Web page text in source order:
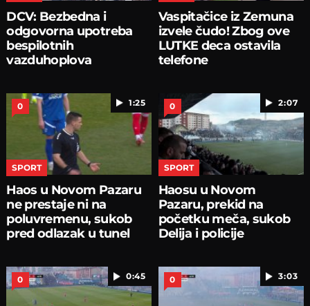
DCV: Bezbedna i
odgovorna upotreba
bespilotnih
vazduhoplova
Vaspitačice iz Zemuna
izvele čudo! Zbog ove
LUTKE deca ostavila
telefone
1:25
0
SPORT
Haos u Novom Pazaru
ne prestaje ni na
poluvremenu, sukob
pred odlazak u tunel
2:07
0
SPORT
Haosu u Novom
Pazaru, prekid na
početku meča, sukob
Delija i policije
0:45
0 3:03
0